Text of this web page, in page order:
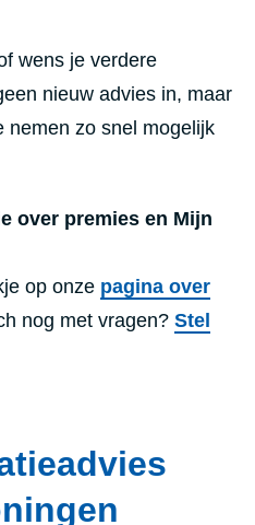
wens je verdere
nieuw advies in, maar
nemen zo snel mogelijk
over premies en Mijn
op onze pagina over
nog met vragen? Stel